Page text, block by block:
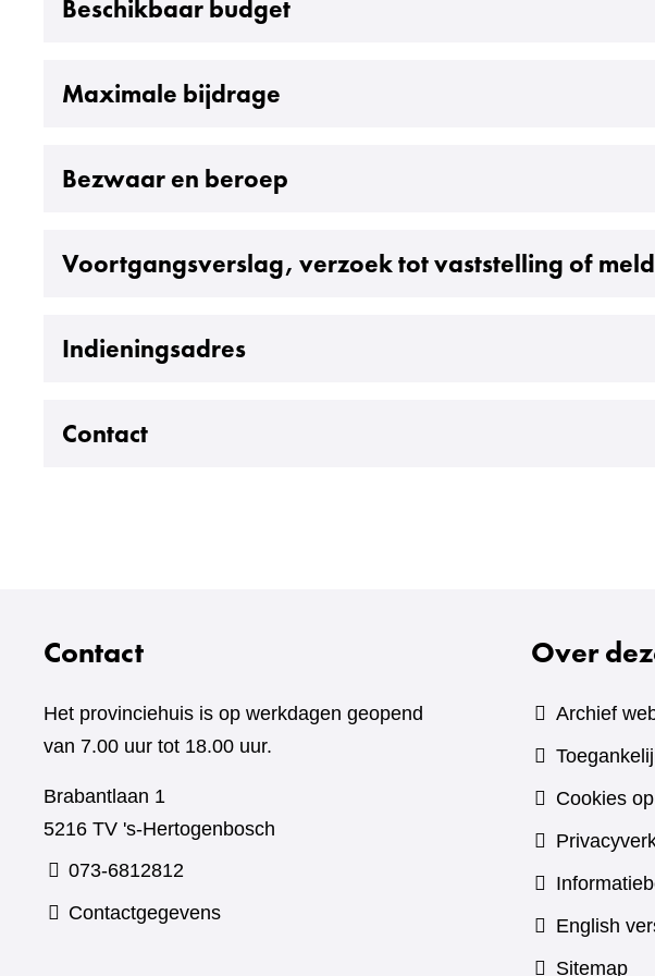
Beschikbaar budget
Uitklappen
Maximale bijdrage
Uitklappen
Bezwaar en beroep
Uitklappen
Voortgangsverslag, verzoek tot vaststelling of
Uitklappen
Indieningsadres
Uitklappen
Contact
Uitklappen
Contact
Het provinciehuis is op werkdagen geopend
van 7.00 uur tot 18.00 uur.
Brabantlaan 1
5216 TV 's-Hertogenbosch
073-6812812
Contactgegevens
Over
Archief
Cookies
English
Sitemap